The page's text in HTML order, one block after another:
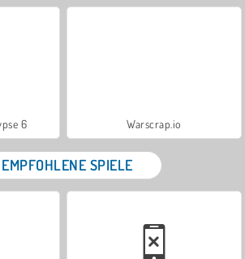
6 Warscrap.io
EMPFOHLENE SPIELE